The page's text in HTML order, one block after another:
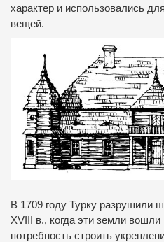
характер и использовались
вещей.
В 1709 году Турку разрушили
XVIII в., когда эти земли вошли
потребность строить